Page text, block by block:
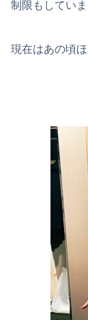
制限もしていま
現在はあの頃